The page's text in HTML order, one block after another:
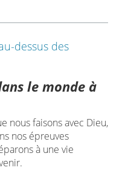
le monde à
nous faisons avec Dieu,
nos épreuves
à une vie